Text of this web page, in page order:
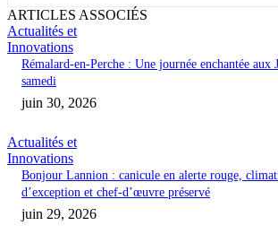
ARTICLES ASSOCIÉS
Actualités et
Innovations
Rémalard-en-Perche : Une journée enchantée aux
samedi
juin 30, 2026
Actualités et
Innovations
Bonjour Lannion : canicule en alerte rouge,
d’exception et chef-d’œuvre préservé
juin 29, 2026